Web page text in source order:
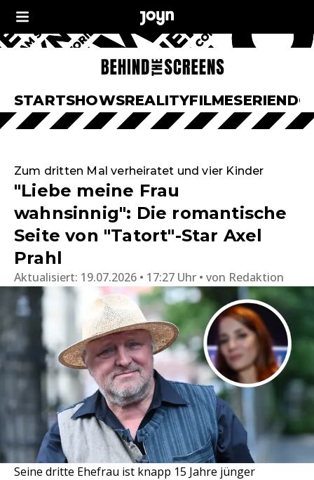
STARTSHOWSREALITYFILMESERIEN
Zum dritten Mal verheiratet und vier Kinder
"Liebe meine Frau
wahnsinnig": Die romantische
Seite von "Tatort"-Star Axel
Prahl
Aktualisiert: 19.07.2026 • 17:27 Uhr von Redaktion
Seine dritte Ehefrau ist knapp 15 Jahre jünger